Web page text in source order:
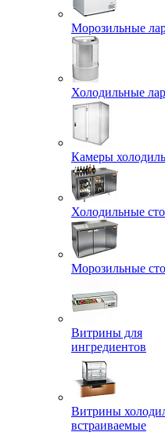
Морозильные
Холодильные
Камеры
Холодильные
Морозильные
Витрины для
ингредиентов
Витрины
встраиваемые